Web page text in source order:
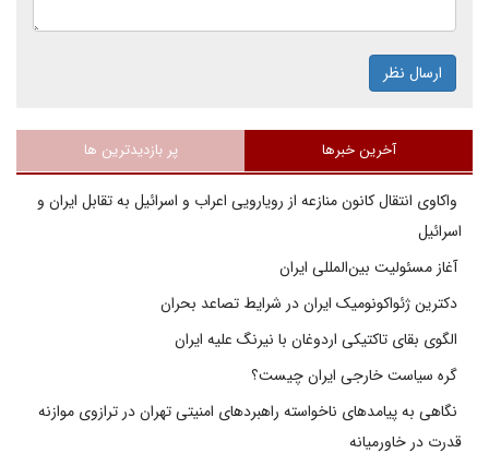
ارسال نظر
آخرین خبرها پر بازدیدترین ها
واکاوی انتقال کانون منازعه از رویارویی اعراب و اسرائیل به تقابل ایران و
اسرائیل
آغاز مسئولیت بین‌المللی ایران
دکترین ژئواکونومیک ایران در شرایط تصاعد بحران
الگوی بقای تاکتیکی اردوغان با نیرنگ علیه ایران
گره سیاست خارجی ایران چیست؟
نگاهی به پیامدهای ناخواسته راهبردهای امنیتی تهران در ترازوی موازنه
قدرت در خاورمیانه